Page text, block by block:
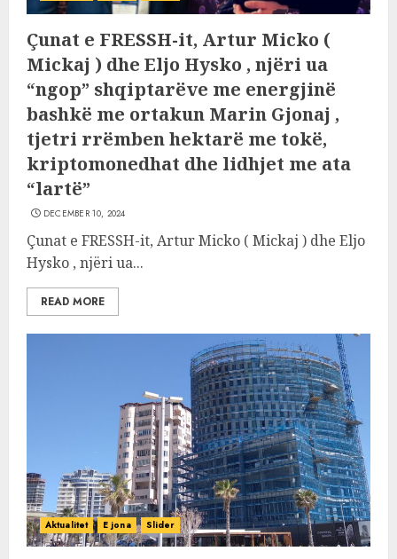
Çunat e FRESSH-it, Artur Micko (
Mickaj ) dhe Eljo Hysko , njëri ua
“ngop” shqiptarëve me energjinë
bashkë me ortakun Marin Gjonaj ,
tjetri rrëmben hektarë me tokë,
kriptomonedhat dhe lidhjet me ata
“lartë”
DECEMBER 10, 2024
Çunat e FRESSH-it, Artur Micko ( Mickaj ) dhe Eljo
Hysko , njëri ua...
READ MORE
Aktualitet E jona Slider